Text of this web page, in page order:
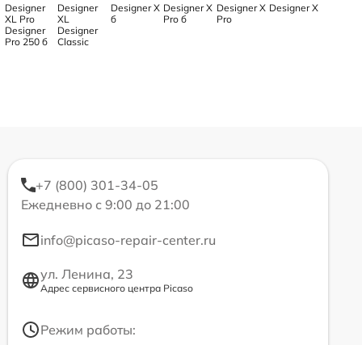
Designer
XL Pro
Designer
XL
Designer X
б
Designer X
Pro б
Designer X
Pro
Designer X
Designer
Pro 250 б
Designer
Classic
+7 (800) 301-34-05
Ежедневно с 9:00 до 21:00
info@picaso-repair-center.ru
ул. Ленина, 23
Адрес сервисного центра Picaso
Режим работы: